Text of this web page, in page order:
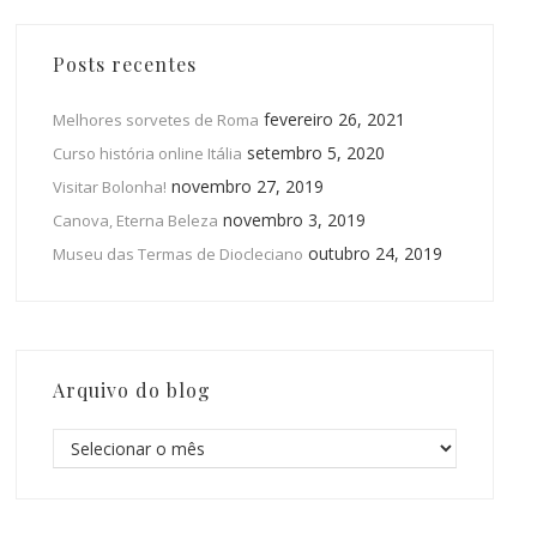
Posts recentes
Melhores sorvetes de Roma fevereiro 26, 2021
Curso história online Itália setembro 5, 2020
Visitar Bolonha! novembro 27, 2019
Canova, Eterna Beleza novembro 3, 2019
Museu das Termas de Diocleciano outubro 24, 2019
Arquivo do blog